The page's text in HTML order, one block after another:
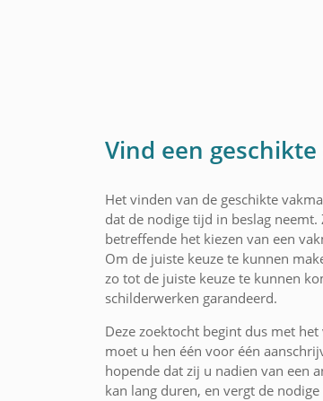
Vind een
Het vinden van de geschikte
dat de nodige tijd in beslag
betreffende het kiezen van een
Om de juiste keuze te kunnen
zo tot de juiste keuze te kunnen
schilderwerken garandeerd.
Deze zoektocht begint dus met
moet u hen één voor één
hopende dat zij u nadien van een
kan lang duren, en vergt de